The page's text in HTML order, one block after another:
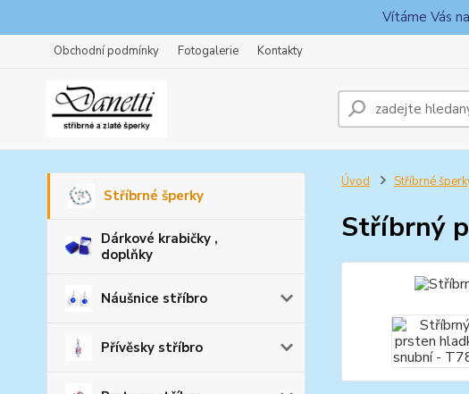
Vítáme Vás
Obchodní podmínky Fotogalerie Kontakty
Stříbrné šperky
Dárkové krabičky ,
doplňky
Náušnice stříbro
Přívěsky stříbro
Úvod Stříbrné
Stříbrný